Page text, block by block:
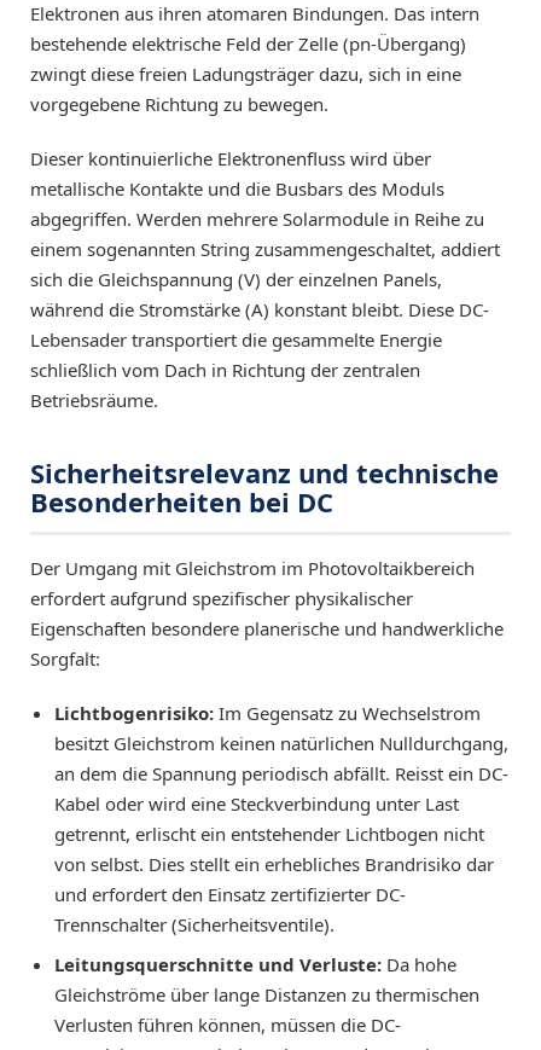
Elektronen aus ihren atomaren Bindungen. Das intern
bestehende elektrische Feld der Zelle (pn-Übergang)
zwingt diese freien Ladungsträger dazu, sich in eine
vorgegebene Richtung zu bewegen.
Dieser kontinuierliche Elektronenfluss wird über
metallische Kontakte und die Busbars des Moduls
abgegriffen. Werden mehrere Solarmodule in Reihe zu
einem sogenannten String zusammengeschaltet, addiert
sich die Gleichspannung (V) der einzelnen Panels,
während die Stromstärke (A) konstant bleibt. Diese DC-
Lebensader transportiert die gesammelte Energie
schließlich vom Dach in Richtung der zentralen
Betriebsräume.
Sicherheitsrelevanz und technische
Besonderheiten bei DC
Der Umgang mit Gleichstrom im Photovoltaikbereich
erfordert aufgrund spezifischer physikalischer
Eigenschaften besondere planerische und handwerkliche
Sorgfalt:
Lichtbogenrisiko: Im Gegensatz zu Wechselstrom
besitzt Gleichstrom keinen natürlichen Nulldurchgang,
an dem die Spannung periodisch abfällt. Reisst ein DC-
Kabel oder wird eine Steckverbindung unter Last
getrennt, erlischt ein entstehender Lichtbogen nicht
von selbst. Dies stellt ein erhebliches Brandrisiko dar
und erfordert den Einsatz zertifizierter DC-
Trennschalter (Sicherheitsventile).
Leitungsquerschnitte und Verluste: Da hohe
Gleichströme über lange Distanzen zu thermischen
Verlusten führen können, müssen die DC-